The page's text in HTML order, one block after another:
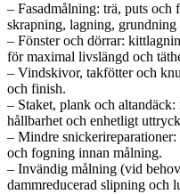
– Fasadmålning: trä, puts och
skrapning, lagning,
– Fönster och dörrar:
för maximal livslängd och
– Vindskivor, takfötter och
och finish.
– Staket, plank och
hållbarhet och enhetligt
– Mindre
och fogning innan målning.
– Invändig målning (vid
dammreducerad slipning och